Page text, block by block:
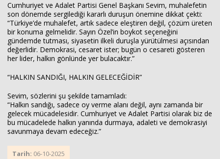
Cumhuriyet ve Adalet Partisi Genel Başkanı Sevim, muhalefetin
son dönemde sergilediği kararlı duruşun önemine dikkat çekti:
“Türkiye’de muhalefet, artık sadece eleştiren değil, çözüm üreten
bir konuma gelmelidir. Sayın Özel’in boykot seçeneğini
gündemde tutması, siyasetin ilkeli duruşla yürütülmesi açısından
değerlidir. Demokrasi, cesaret ister; bugün o cesareti gösteren
her lider, halkın gönlünde yer bulacaktır.”
“HALKIN SANDIĞI, HALKIN GELECEĞİDİR”
Sevim, sözlerini şu şekilde tamamladı:
“Halkın sandığı, sadece oy verme alanı değil, aynı zamanda bir
gelecek mücadelesidir. Cumhuriyet ve Adalet Partisi olarak biz de
bu mücadelede halkın yanında durmaya, adaleti ve demokrasiyi
savunmaya devam edeceğiz.”
Tarih: 06-10-2025